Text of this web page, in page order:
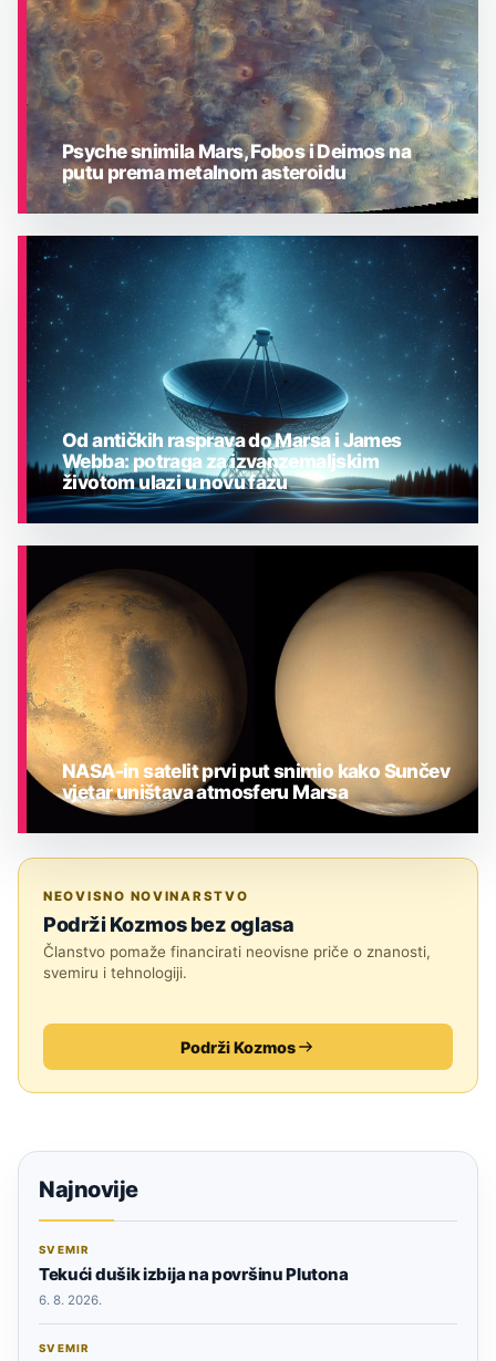
ASTRONOMIJA
Psyche snimila Mars, Fobos i Deimos na
putu prema metalnom asteroidu
ASTRONOMIJA
Od antičkih rasprava do Marsa i James
Webba: potraga za izvanzemaljskim
životom ulazi u novu fazu
NASA-in satelit prvi put snimio kako Sunčev
vjetar uništava atmosferu Marsa
NEOVISNO NOVINARSTVO
Podrži Kozmos bez oglasa
Članstvo pomaže financirati neovisne priče o znanosti,
svemiru i tehnologiji.
Podrži Kozmos
Najnovije
SVEMIR
Tekući dušik izbija na površinu Plutona
6. 8. 2026.
SVEMIR